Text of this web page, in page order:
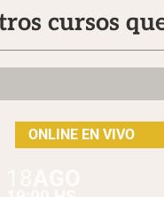
cursos
ONLINE EN VIVO